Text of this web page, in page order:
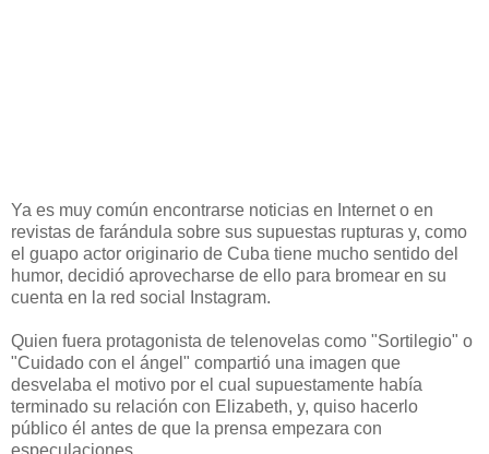
Ya es muy común encontrarse noticias en Internet o en
revistas de farándula sobre sus supuestas rupturas y, como
el guapo actor originario de Cuba tiene mucho sentido del
humor, decidió aprovecharse de ello para bromear en su
cuenta en la red social Instagram.
Quien fuera protagonista de telenovelas como "Sortilegio" o
"Cuidado con el ángel" compartió una imagen que
desvelaba el motivo por el cual supuestamente había
terminado su relación con Elizabeth, y, quiso hacerlo
público él antes de que la prensa empezara con
especulaciones...